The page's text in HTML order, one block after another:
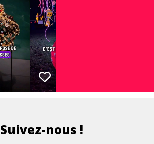
Suivez-nous !